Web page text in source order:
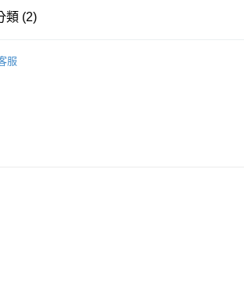
「台灣大哥大股份有限公司」（以下簡稱本公司）所提供
款使用「大哥付你分期」之契約關係目的，商店將以您的
帳手續完成當下不需立刻繳費，但若您需要取消訂單，請
功請以「AFTEE先享後付 」之結帳頁面顯示為準，若有
不同之上限額度；若仍有額度不足之情形，本公司將視審
類 (2)
服